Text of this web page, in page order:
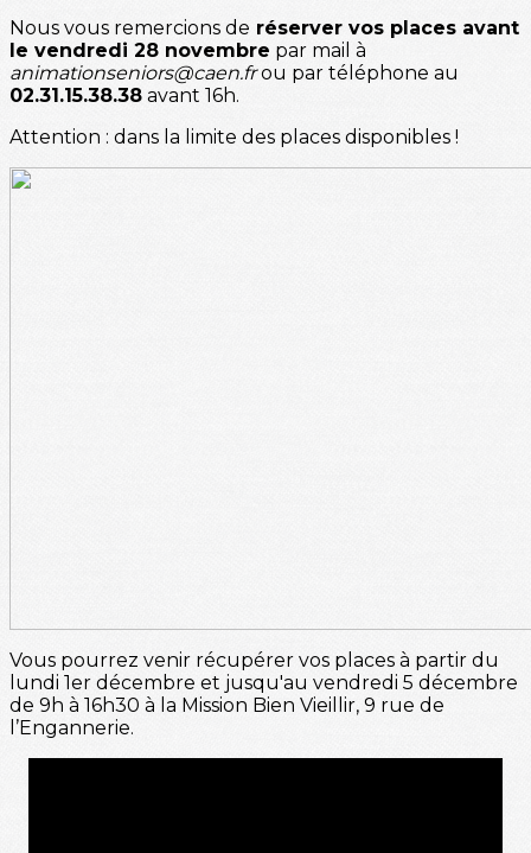
Nous vous remercions de réserver vos places avant
le vendredi 28 novembre par mail à
animationseniors@caen.frou par téléphone au
02.31.15.38.38 avant 16h.
Attention : dans la limite des places disponibles !
Vous pourrez venir récupérer vos places à partir du
lundi 1er décembre et jusqu'au vendredi 5 décembre
de 9h à 16h30 à la Mission Bien Vieillir, 9 rue de
l’Engannerie.